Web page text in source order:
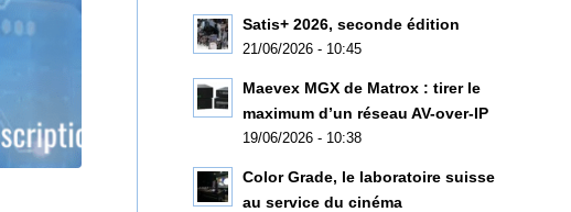
Satis+ 2026, seconde édition
21/06/2026 - 10:45
Maevex MGX de Matrox : tirer le
maximum d’un réseau AV-over-IP
19/06/2026 - 10:38
Color Grade, le laboratoire suisse
au service du cinéma